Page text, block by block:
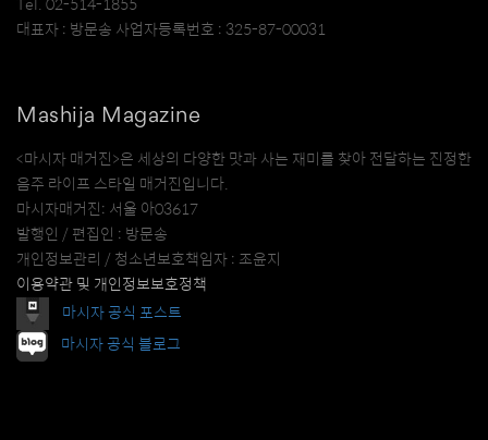
Tel. 02-514-1855
대표자 : 방문송 사업자등록번호 : 325-87-00031
Mashija Magazine
<마시자 매거진>은 세상의 다양한 맛과 사는 재미를 찾아 전달하는 진정한
음주 라이프 스타일 매거진입니다.
마시자매거진: 서울 아03617
발행인 / 편집인 : 방문송
개인정보관리 / 청소년보호책임자 : 조윤지
이용약관 및 개인정보보호정책
마시자 공식 포스트
마시자 공식 블로그